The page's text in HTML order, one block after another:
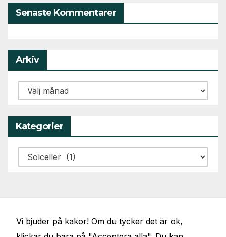
Senaste Kommentarer
Arkiv
Arkiv
Kategorier
Kategorier
Vi bjuder på kakor! Om du tycker det är ok,